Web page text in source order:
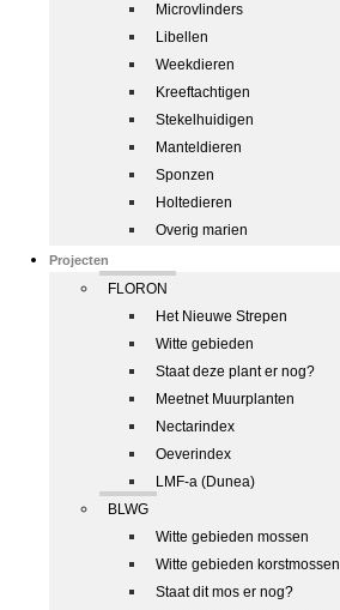
Microvlinders
Libellen
Weekdieren
Kreeftachtigen
Stekelhuidigen
Manteldieren
Sponzen
Holtedieren
Overig marien
Projecten
FLORON
Het Nieuwe Strepen
Witte gebieden
Staat deze plant er nog?
Meetnet Muurplanten
Nectarindex
Oeverindex
LMF-a (Dunea)
BLWG
Witte gebieden mossen
Witte gebieden korstmossen
Staat dit mos er nog?